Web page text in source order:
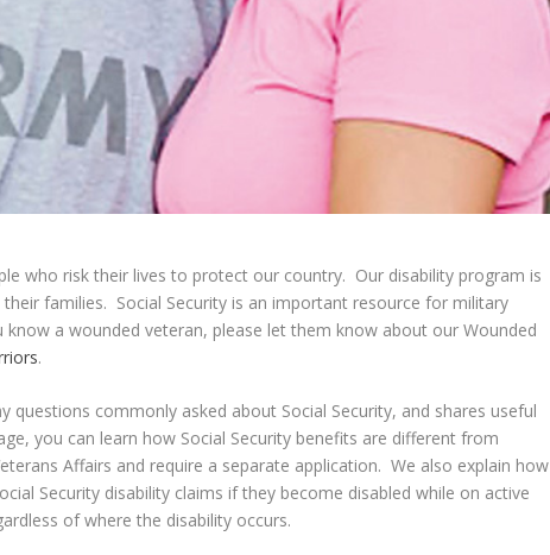
who risk their lives to protect our country. Our disability program is
families. Social Security is an important resource for military
a wounded veteran, please let them know about our Wounded
.
questions commonly asked about Social Security, and shares useful
you can learn how Social Security benefits are different from
Affairs and require a separate application. We also explain how
Security disability claims if they become disabled while on active
of where the disability occurs.